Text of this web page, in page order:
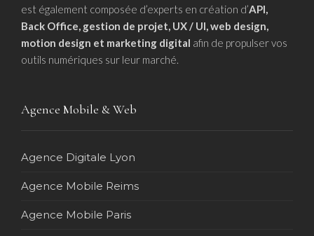
est également composée d’experts en création d’API,
Back Office, gestion de projet, UX / UI, web design,
motion design et marketing digital afin de propulser vos
outils numériques sur leur marché.
Agence Mobile & Web
Agence Digitale Lyon
Agence Mobile Reims
Agence Mobile Paris